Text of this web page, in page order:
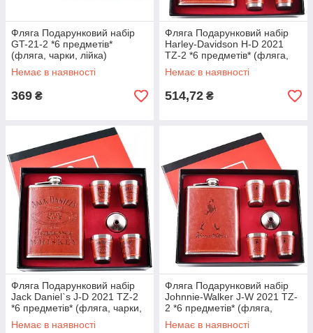
Фляга Подарунковий набір
GT-21-2 *6 предметів*
(фляга, чарки, лійка)
Немає в наявності
369 ₴
Фляга Подарунковий набір
Harley-Davidson H-D 2021
TZ-2 *6 предметів* (фляга,
чарки, лійка)
Немає в наявності
514,72 ₴
Фляга Подарунковий набір
Jack Daniel`s J-D 2021 TZ-2
*6 предметів* (фляга, чарки,
лійка)
Немає в наявності
Фляга Подарунковий набір
Johnnie-Walker J-W 2021 TZ-
2 *6 предметів* (фляга,
чарки, лійка)
Немає в наявності